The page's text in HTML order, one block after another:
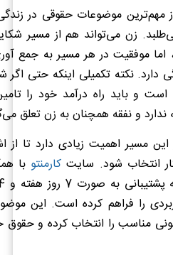
مهم‌ترین موضوعات حقوقی در
زن می‌تواند هم از مسیر
اما موفقیت در هر مسیر به جمع‌
نکته تکمیلی اینکه حتی اگر
و باید راه درآمد خود را
و نفقه همچنان به زن تعلق
مسیر اهمیت زیادی دارد تا از
انتخاب شود. سایت کارمنتو با
را فراهم کرده است. این
مناسب را انتخاب کرده و حقوق